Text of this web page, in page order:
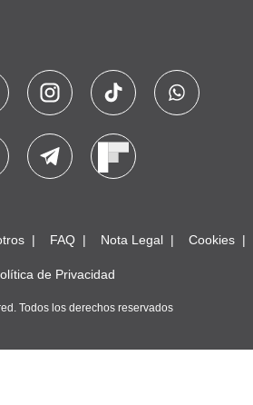
FAQ Nota Legal Cookies
de Privacidad
Todos los derechos reservados